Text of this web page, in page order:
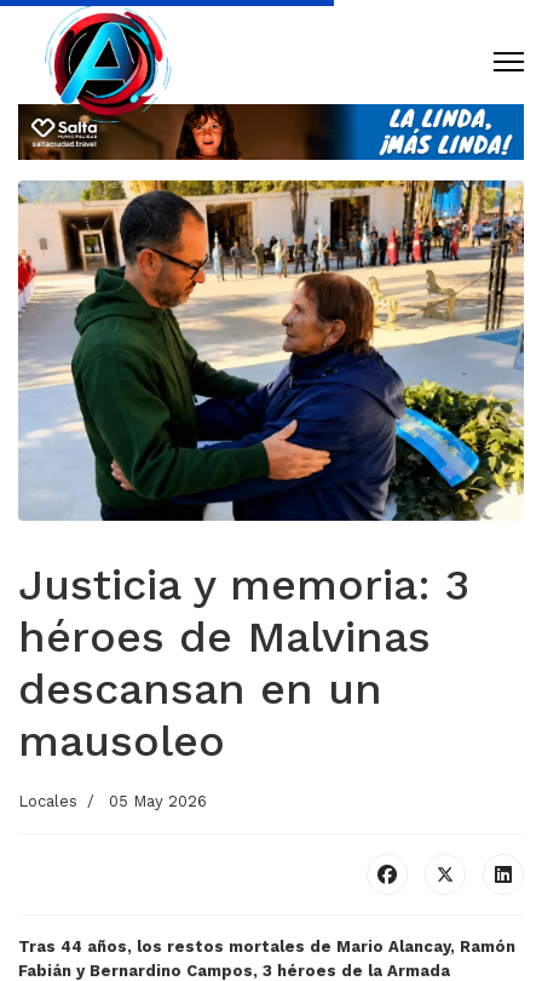
Justicia y memoria: 3
héroes de Malvinas
descansan en un
mausoleo
Locales 05 May 2026
Tras 44 años, los restos mortales de Mario Alancay, Ramón
Fabián y Bernardino Campos, 3 héroes de la Armada